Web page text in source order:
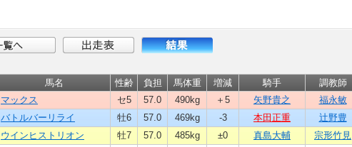
馬名 性齢 負担 馬体重 増減 騎手 調教師
マックス セ5 57.0 490kg ＋5 矢野貴之 福永敏
バトルバーリライ 牡6 57.0 469kg -3 本田正重 辻野豊
ウインヒストリオン 牡7 57.0 485kg ±0 真島大輔 宗形竹見